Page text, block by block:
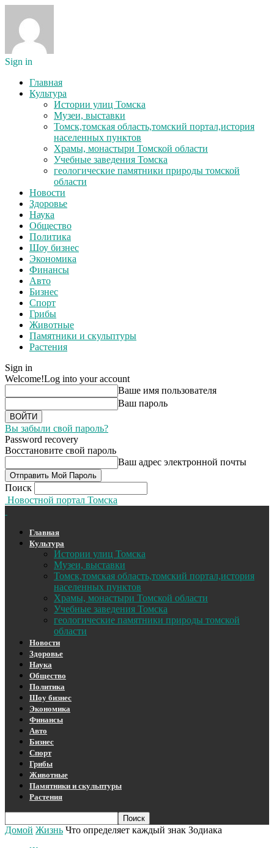
Sign in
Главная
Культура
Истории улиц Томска
Музеи, выставки
Томск,томская область,томский портал,история
населенных пунктов
Храмы, монастыри Томской области
Учебные заведения Томска
геологические памятники природы томской
области
Новости
Здоровье
Наука
Общество
Политика
Шоу бизнес
Экономика
Финансы
Авто
Бизнес
Спорт
Грибы
Животные
Памятники и скульптуры
Растения
Sign in
Welcome!Log into your account
Ваше имя пользователя
Ваш пароль
Вы забыли свой пароль?
Password recovery
Восстановите свой пароль
Ваш адрес электронной почты
Поиск
Новостной портал Томска
Главная
Культура
Истории улиц Томска
Музеи, выставки
Томск,томская область,томский портал,история
населенных пунктов
Храмы, монастыри Томской области
Учебные заведения Томска
геологические памятники природы томской
области
Новости
Здоровье
Наука
Общество
Политика
Шоу бизнес
Экономика
Финансы
Авто
Бизнес
Спорт
Грибы
Животные
Памятники и скульптуры
Растения
Домой Жизнь Что определяет каждый знак Зодиака